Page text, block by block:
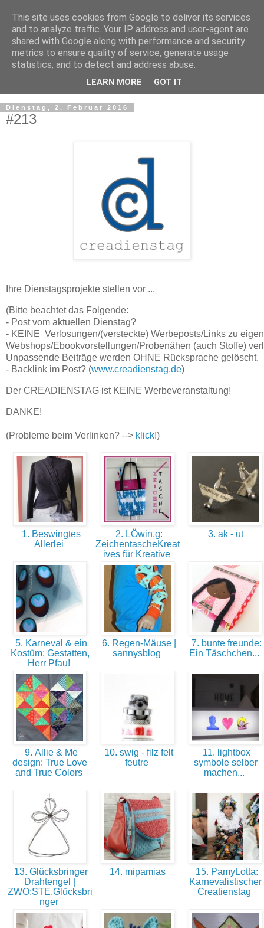
Dienstag, 2. Februar 2016
#213
Ihre Dienstagsprojekte stellen vor ...
(Bitte beachtet das Folgende:
- Post vom aktuellen Dienstag?
- KEINE Verlosungen/(versteckte) Werbeposts/Links zu
Webshops/Ebookvorstellungen/Probenähen (auch Stoffe)
Unpassende Beiträge werden OHNE Rücksprache gelöscht.
- Backlink im Post? (www.creadienstag.de)
Der CREADIENSTAG ist KEINE Werbeveranstaltung!
DANKE!
(Probleme beim Verlinken? --> klick!)
1. Beswingtes
Allerlei
2. LÖwin.g:
ZeichentascheKreat
ives für Kreative
3. ak - ut
5. Karneval & ein
Kostüm: Gestatten,
Herr Pfau!
6. Regen-Mäuse |
sannysblog
7. bunte freunde:
Ein Täschchen...
9. Allie & Me
design: True Love
and True Colors
10. swig - filz felt
feutre
11. lightbox
symbole selber
machen...
13. Glücksbringer
Drahtengel |
ZWO:STE,Glücksbri
nger
14. mipamias
15. PamyLotta:
Karnevalistischer
Creatienstag
This site uses cookies from Google to deliver its services
and to analyze traffic. Your IP address and user-agent are
shared with Google along with performance and security
metrics to ensure quality of service, generate usage
statistics, and to detect and address abuse.
LEARN MORE GOT IT